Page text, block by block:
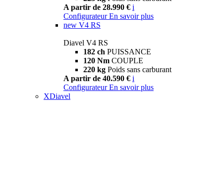
A partir de 28.990 € i
Configurateur En savoir plus
new V4 RS
Diavel V4 RS
182 ch PUISSANCE
120 Nm COUPLE
220 kg Poids sans carburant
A partir de 40.590 € i
Configurateur En savoir plus
XDiavel